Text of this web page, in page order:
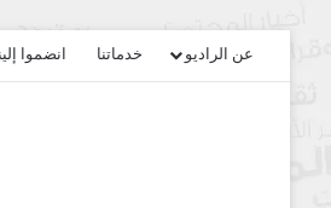
عن الراديو خدماتنا انضموا